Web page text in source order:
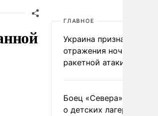
ГЛАВНОЕ
Украина признала
отражения ночной
ракетной атаки
Боец «Севера»
о детских лагерях